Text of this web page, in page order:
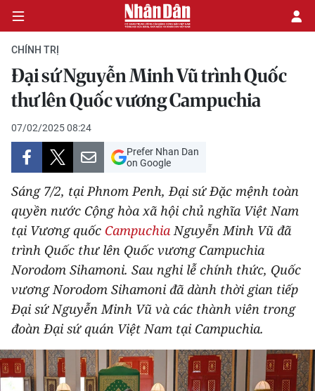
CHÍNH TRỊ
KINH TẾ
VĂN HÓA
XÃ HỘI
PHÁP LUẬT
DU LỊCH
THẾ GIỚI
THỂ THAO
GIÁO DỤC
CHÍNH TRỊ
Đại sứ Nguyễn Minh Vũ trình Quốc
thư lên Quốc vương Campuchia
07/02/2025 08:24
Prefer Nhan Dan
on Google
Sáng 7/2, tại Phnom Penh, Đại sứ Đặc mệnh toàn
quyền nước Cộng hòa xã hội chủ nghĩa Việt Nam
tại Vương quốc CampuchiaNguyễn Minh Vũ đã
trình Quốc thư lên Quốc vương Campuchia
Norodom Sihamoni. Sau nghi lễ chính thức, Quốc
vương Norodom Sihamoni đã dành thời gian tiếp
Đại sứ Nguyễn Minh Vũ và các thành viên trong
đoàn Đại sứ quán Việt Nam tại Campuchia.